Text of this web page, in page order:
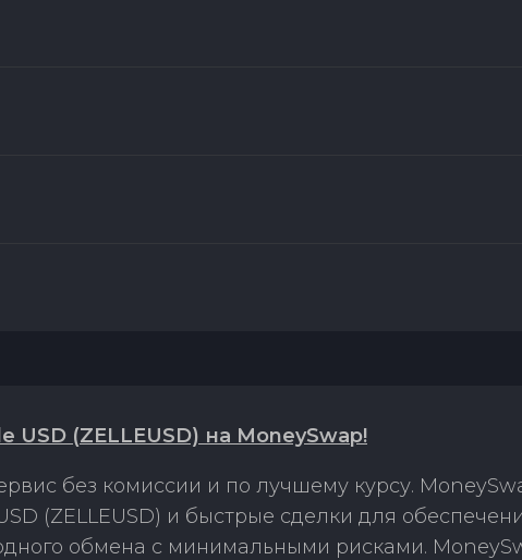
(ZELLEUSD) на MoneySwap!
без комиссии и по лучшему курсу.
(ZELLEUSD) и быстрые сделки для
обмена с минимальными рисками.